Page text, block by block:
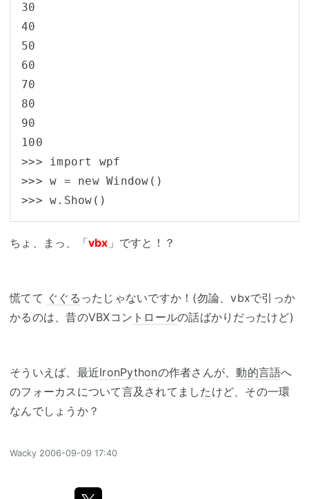
30
40
50
60
70
80
90
100
>>> import wpf
>>> w = new Window()
>>> w.Show()
ちょ、まっ、「vbx 」ですと！？
慌てて ぐぐる ったじゃないですか！(勿論、vbxで引っか
かるのは、昔のVBXコン トロールの話ばかりだったけど)
そういえば、最近IronPythonの作者さんが、動的言語へ
のフォーカスについて言及されてましたけど、その一環
なんでしょうか？
Wacky 2006-09-09 17:40